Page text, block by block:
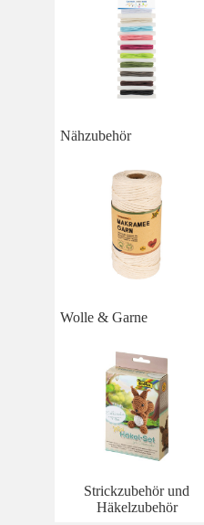
Nähzubehör
Wolle & Garne
Strickzubehör und
Häkelzubehör